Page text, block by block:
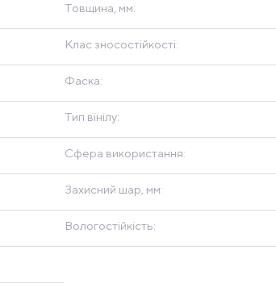
Товщина, мм:
Клас зносостійкості:
Фаска:
Тип вінілу:
Сфера використання:
Захисний шар, мм:
Вологостійкість: